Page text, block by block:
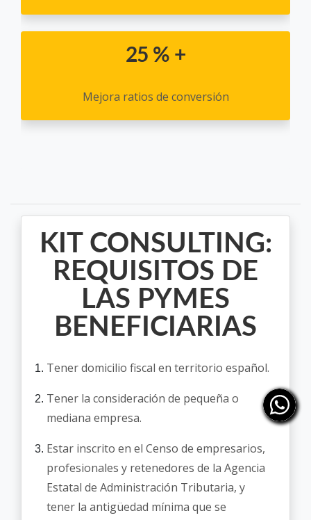
25 % +
Mejora ratios de conversión
KIT CONSULTING:
REQUISITOS DE
LAS PYMES
BENEFICIARIAS
Tener domicilio fiscal en territorio español.
Tener la consideración de pequeña o
mediana empresa.
Estar inscrito en el Censo de empresarios,
profesionales y retenedores de la Agencia
Estatal de Administración Tributaria, y
tener la antigüedad mínima que se